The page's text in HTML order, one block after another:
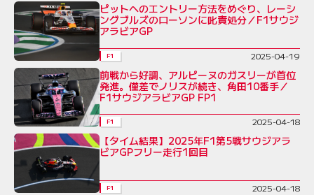
ピットへのエントリー方法をめぐり、レーシ
ングブルズのローソンに叱責処分／F1サウジ
アラビアGP
F1 2025-04-19
前戦から好調、アルピーヌのガスリーが首位
発進。僅差でノリスが続き、角田10番手／
F1サウジアラビアGP FP1
F1 2025-04-18
【タイム結果】2025年F1第5戦サウジアラ
ビアGPフリー走行1回目
F1 2025-04-18